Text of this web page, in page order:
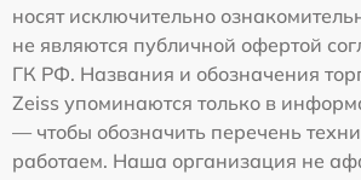
носят исключительно
не являются публичной офертой
ГК РФ. Названия и обозначения
Zeiss упоминаются только в
— чтобы обозначить перечень
работаем. Наша организация не